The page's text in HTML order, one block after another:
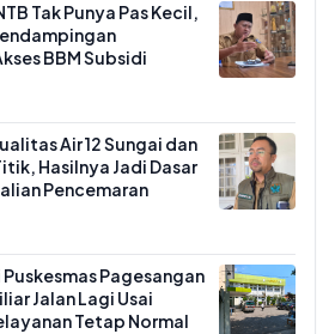
Tak Punya Pas Kecil,
BBM Subsidi
Air 12 Sungai dan
Hasilnya Jadi Dasar
Pencemaran
Pagesangan
Jalan Lagi Usai
Tetap Normal